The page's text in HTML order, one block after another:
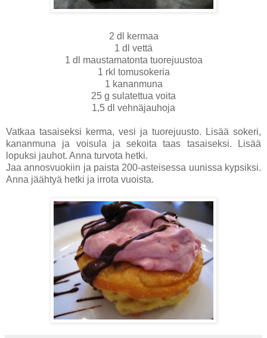
2 dl kermaa
1 dl vettä
1 dl maustamatonta tuorejuustoa
1 rkl tomusokeria
1 kananmuna
25 g sulatettua voita
1,5 dl vehnäjauhoja
Vatkaa tasaiseksi kerma, vesi ja tuorejuusto. Lisää sokeri,
kananmuna ja voisula ja sekoita taas tasaiseksi. Lisää
lopuksi jauhot. Anna turvota hetki.
Jaa annosvuokiin ja paista 200-asteisessa uunissa kypsiksi.
Anna jäähtyä hetki ja irrota vuoista.